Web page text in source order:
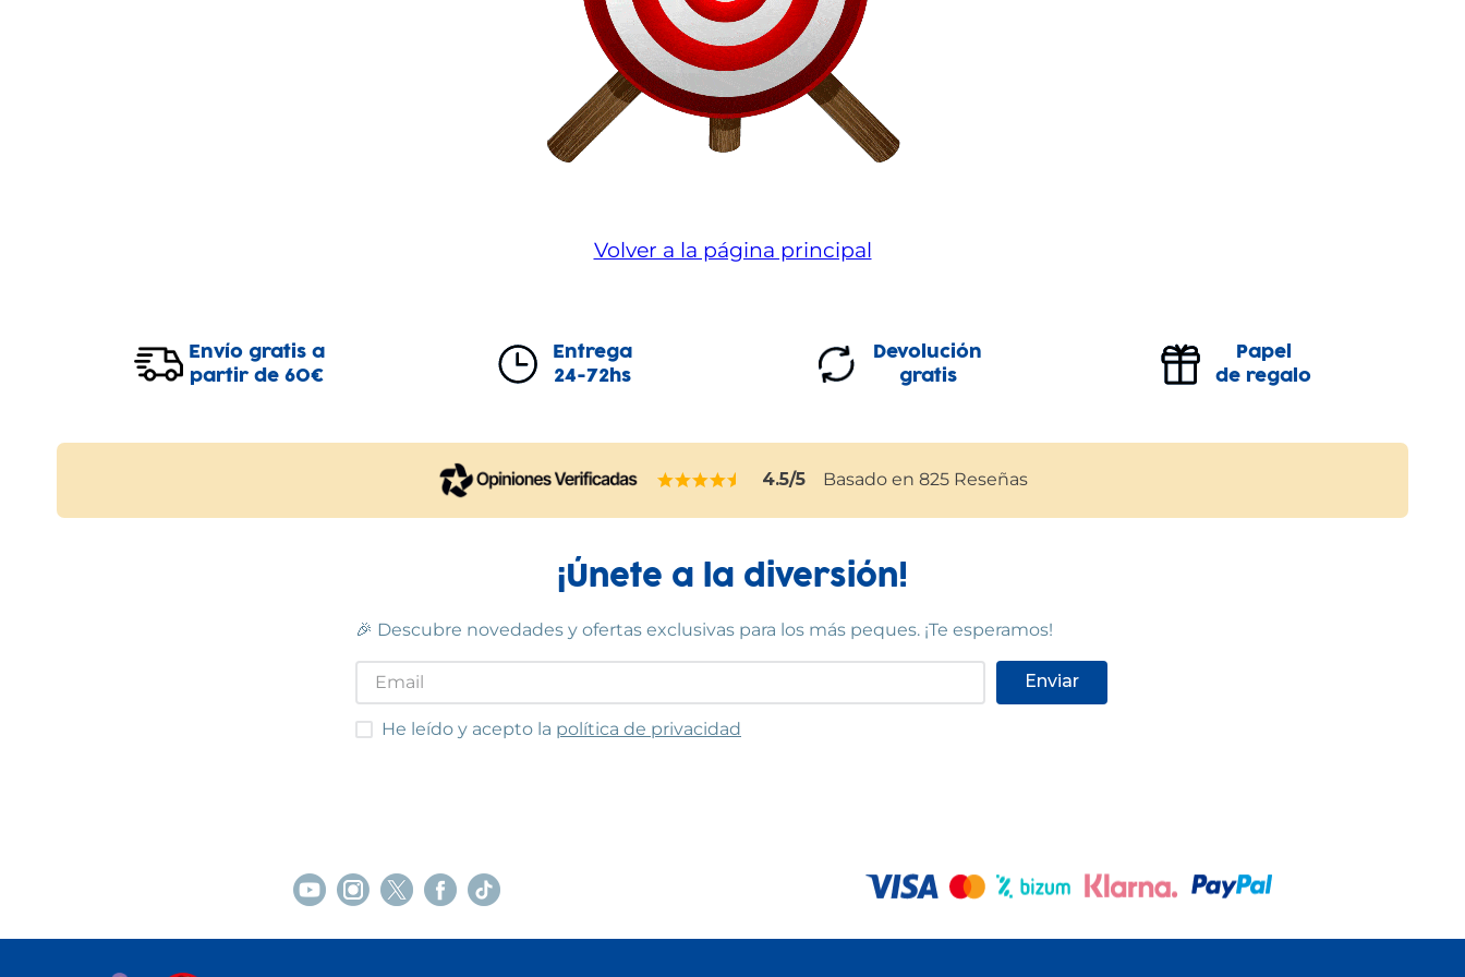
Volver a la página principal
Envío gratis a
partir de 60€
Entrega
24-72hs
Devolución
gratis
Papel
de regalo
4.5/5 Basado en 825 Reseñas
¡Únete a la diversión!
🎉 Descubre novedades y ofertas exclusivas para los más peques. ¡Te esperamos!
Enviar
He leído y acepto las condiciones
He leído y acepto la política de privacidad